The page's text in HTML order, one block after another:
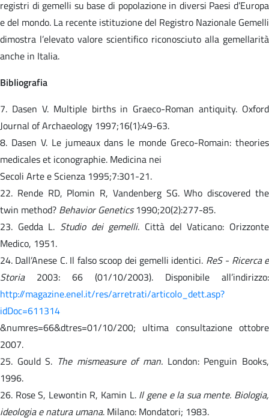
registri di gemelli su base di popolazione in diversi Paesi d’Europa
e del mondo. La recente istituzione del Registro Nazionale Gemelli
dimostra l’elevato valore scientifico riconosciuto alla gemellarità
anche in Italia.
Bibliografia
7. Dasen V. Multiple births in Graeco-Roman antiquity. Oxford
Journal of Archaeology 1997;16(1):49-63.
8. Dasen V. Le jumeaux dans le monde Greco-Romain: theories
medicales et iconographie. Medicina nei
Secoli Arte e Scienza 1995;7:301-21.
22. Rende RD, Plomin R, Vandenberg SG. Who discovered the
twin method? Behavior Genetics1990;20(2):277-85.
23. Gedda L. Studio dei gemelli. Città del Vaticano: Orizzonte
Medico, 1951.
24. Dall’Anese C. Il falso scoop dei gemelli identici. ReS - Ricerca e
Storia 2003: 66 (01/10/2003). Disponibile all’indirizzo:
http://magazine.enel.it/res/arretrati/articolo_dett.asp?
idDoc=611314
&numres=66&dtres=01/10/200; ultima consultazione ottobre
2007.
25. Gould S. The mismeasure of man. London: Penguin Books,
1996.
26. Rose S, Lewontin R, Kamin L. Il gene e la sua mente. Biologia,
ideologia e natura umana. Milano: Mondatori; 1983.